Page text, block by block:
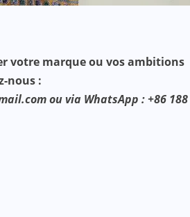
votre marque ou vos ambitions
nous :
ou via WhatsApp : +86 188